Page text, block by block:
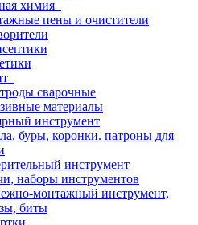
химия
пены и очистители
сварочные
материалы
инструмент
буры, коронки. патроны для
инструмент
наборы инструментов
монтажный инструмент,
биты